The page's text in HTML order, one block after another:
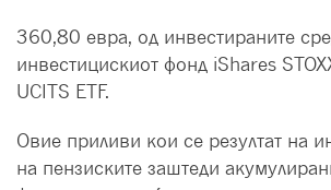
360,80 евра, од инвестираните
инвестицискиот фонд iShares
UCITS ETF.
Овие приливи кои се резултат на
на пензиските заштеди